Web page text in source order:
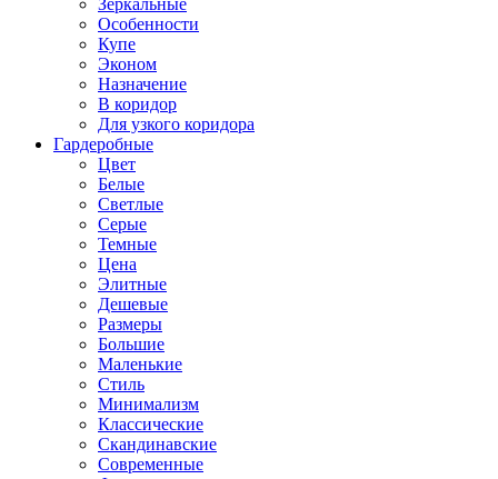
Зеркальные
Особенности
Купе
Эконом
Назначение
В коридор
Для узкого коридора
Гардеробные
Цвет
Белые
Светлые
Серые
Темные
Цена
Элитные
Дешевые
Размеры
Большие
Маленькие
Стиль
Минимализм
Классические
Скандинавские
Современные